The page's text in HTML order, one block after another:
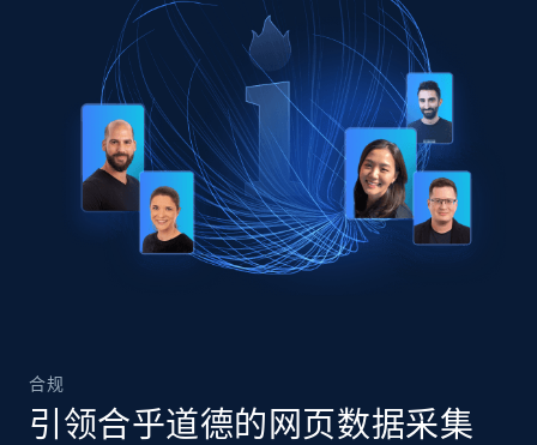
合规
引领合乎道德的网页数据采集